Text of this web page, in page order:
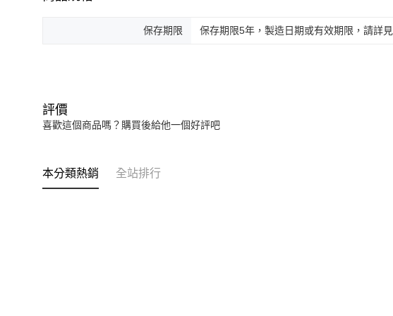
保存期限 保存期限5年，製造日期或有效期限，請詳
評價
喜歡這個商品嗎？購買後給他一個好評吧
本分類熱銷 全站排行